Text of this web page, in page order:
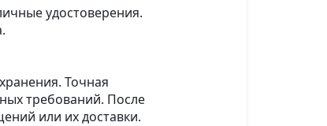
удостоверения.
Точная
требований. После
или их доставки.